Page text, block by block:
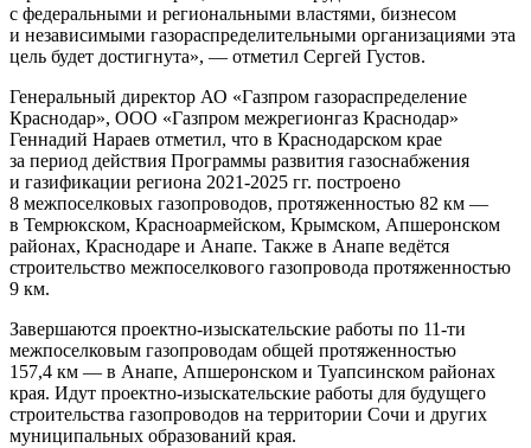
с федеральными и региональными властями, бизнесом
и независимыми газораспределительными организациями эта
цель будет достигнута», — отметил Сергей Густов.
Генеральный директор АО «Газпром газораспределение
Краснодар», ООО «Газпром межрегионгаз Краснодар»
Геннадий Нараев отметил, что в Краснодарском крае
за период действия Программы развития газоснабжения
и газификации региона 2021-2025 гг. построено
8 межпоселковых газопроводов, протяженностью 82 км —
в Темрюкском, Красноармейском, Крымском, Апшеронском
районах, Краснодаре и Анапе. Также в Анапе ведётся
строительство межпоселкового газопровода протяженностью
9 км.
Завершаются проектно-изыскательские работы по 11-ти
межпоселковым газопроводам общей протяженностью
157,4 км — в Анапе, Апшеронском и Туапсинском районах
края. Идут проектно-изыскательские работы для будущего
строительства газопроводов на территории Сочи и других
муниципальных образований края.